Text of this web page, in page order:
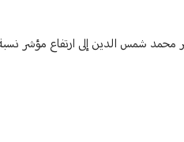
محمد شمس الدين إلى ارتفاع مؤشر